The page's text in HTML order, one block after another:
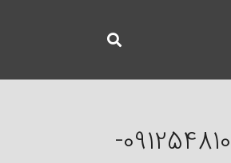
تعمیر جک درب پارکینگ در تهران 24 ساعته09125481050-